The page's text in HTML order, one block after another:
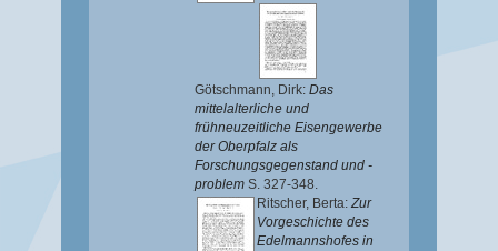
Götschmann, Dirk: Das
mittelalterliche und
frühneuzeitliche Eisengewerbe
der Oberpfalz als
Forschungsgegenstand und -
problem S. 327-348.
Ritscher, Berta:Zur
Vorgeschichte des
Edelmannshofes in